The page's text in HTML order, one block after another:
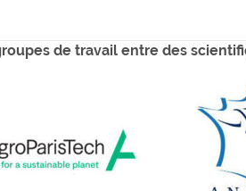
de travail entre des